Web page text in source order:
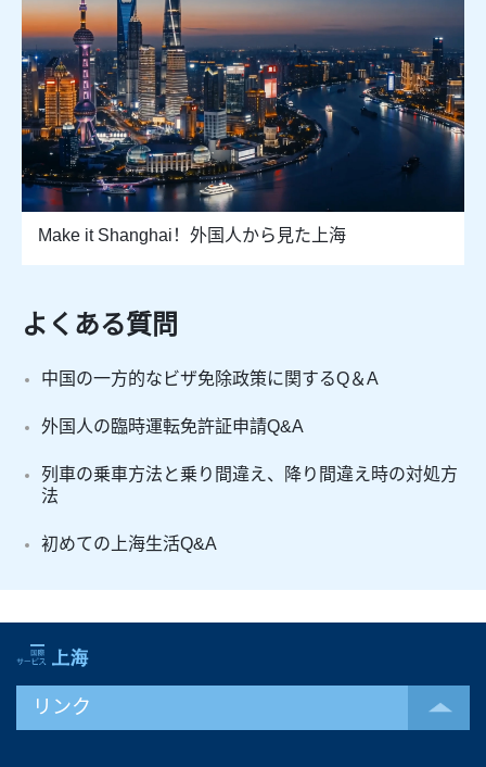
Make it Shanghai！外国人から見た上海
よくある質問
中国の一方的なビザ免除政策に関するQ＆A
外国人の臨時運転免許証申請Q&A
列車の乗車方法と乗り間違え、降り間違え時の対処方
法
初めての上海生活Q&A
リンク